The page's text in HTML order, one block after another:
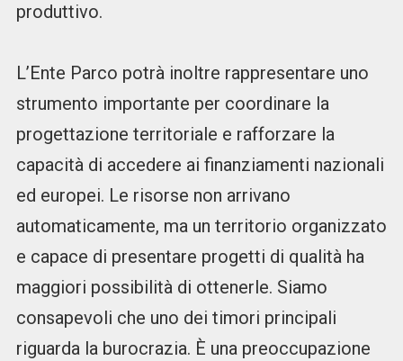
produttivo.
L’Ente Parco potrà inoltre rappresentare uno
strumento importante per coordinare la
progettazione territoriale e rafforzare la
capacità di accedere ai finanziamenti nazionali
ed europei. Le risorse non arrivano
automaticamente, ma un territorio organizzato
e capace di presentare progetti di qualità ha
maggiori possibilità di ottenerle. Siamo
consapevoli che uno dei timori principali
riguarda la burocrazia. È una preoccupazione